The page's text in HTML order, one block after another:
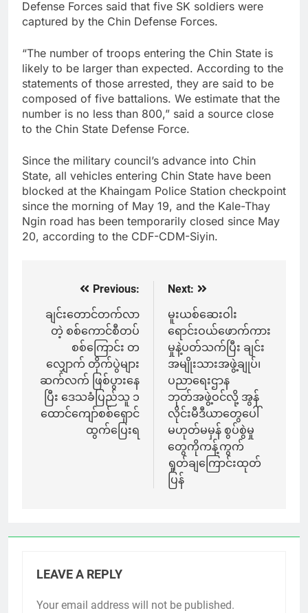
Defense Forces said that five SK soldiers were
captured by the Chin Defense Forces.
“The number of troops entering the Chin State is
likely to be larger than expected. According to the
statements of those arrested, they are said to be
composed of five battalions. We estimate that the
number is no less than 800,” said a source close
to the Chin State Defense Force.
Since the military council’s advance into Chin
State, all vehicles entering Chin State have been
blocked at the Khaingam Police Station checkpoint
since the morning of May 19, and the Kale-Thay
Ngin road has been temporarily closed since May
20, according to the CDF-CDM-Siyin.
navigation
Previous:
ချင်းတောင်တက်လာ
တဲ့ စစ်ကောင်စီတပ်
စစ်ကြောင်း တ
လျှောက် တိုက်ပွဲများ
ဆက်လက် ဖြစ်ပွားနေ
ပြီး ဒေသခံပြည်သူ ၁
ထောင်ကျော်စစ်ရှောင်
ထွက်ပြေးရ
Next:
မူးယစ်ဆေးဝါး
ရောင်းဝယ်ဖောက်ကား
မှုနဲ့ပတ်သက်ပြီး ချင်း
အမျိုးသားအဖွဲ့ချုပ်၊
ပညာရေးဌာန
ဘုတ်အဖွဲ့ဝင်လို့ အွန်
လိုင်းမီဒီယာတွေပေါ်
မဟုတ်မမှန် စွပ်စွဲမှု
တွေကိုကန့်ကွက်
ရှုတ်ချကြောင်းထုတ်
ပြန်
LEAVE A REPLY
Your email address will not be published.